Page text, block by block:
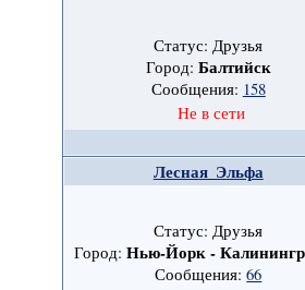
Статус: Друзья
Город: Балтийск
Сообщения: 158
Не в сети
Лесная_Эльфа
Статус: Друзья
Город:Нью-Йорк -
Сообщения:66